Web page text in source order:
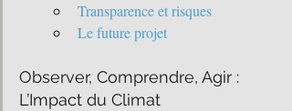
Transparence et risques
Le future projet
Observer, Comprendre, Agir :
L’Impact du Climat